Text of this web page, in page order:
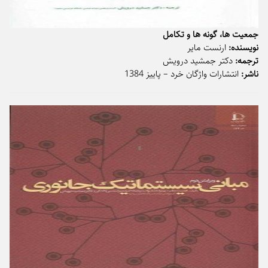
جمعیت ها، گونه ها و تکامل
نویسنده: ارنست مایر
ترجمه: دکتر جمشید درویش
ناشر: انتشارات واژگان خرد – پاییز 1384